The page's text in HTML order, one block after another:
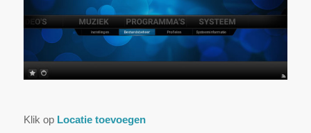
Klik op Locatie toevoegen